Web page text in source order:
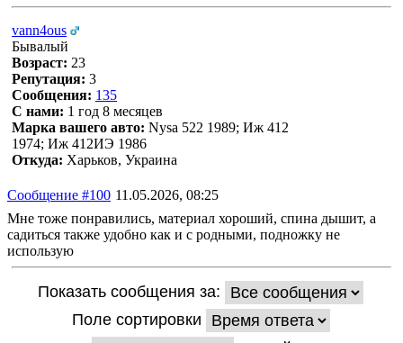
vann4ous
Бывалый
Возраст: 23
Репутация: 3
Сообщения: 135
С нами: 1 год 8 месяцев
Марка вашего авто: Nysa 522 1989; Иж 412
1974; Иж 412ИЭ 1986
Откуда: Харьков, Украина
Сообщение #100 11.05.2026, 08:25
Мне тоже понравились, материал хороший, спина дышит, а
садиться также удобно как и с родными, подножку не
использую
Показать сообщения за:
Поле сортировки